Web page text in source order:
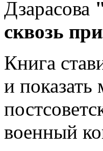
Дзарасова
сквозь
Книга
и
военный